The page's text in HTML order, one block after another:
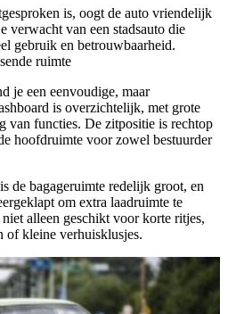
is, oogt de auto vriendelijk
verwacht van een stadsauto die
gebruik en betrouwbaarheid.
ruimte
je een eenvoudige, maar
is overzichtelijk, met grote
van functies. De zitpositie is rechtop
hoofdruimte voor zowel bestuurder
de bagageruimte redelijk groot, en
om extra laadruimte te
alleen geschikt voor korte ritjes,
of kleine verhuisklusjes.